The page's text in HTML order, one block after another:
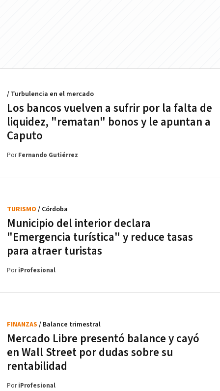
Los bancos vuelven a sufrir por la falta de
liquidez, "rematan" bonos y le apuntan a
Caputo
/ Turbulencia en el mercado
PorFernando Gutiérrez
Municipio del interior declara
"Emergencia turística" y reduce tasas
para atraer turistas
TURISMO / Córdoba
PoriProfesional
Mercado Libre presentó balance y cayó
en Wall Street por dudas sobre su
rentabilidad
FINANZAS / Balance trimestral
PoriProfesional